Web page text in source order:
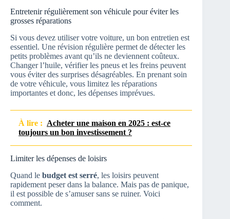
Entretenir régulièrement son véhicule pour éviter les
grosses réparations
Si vous devez utiliser votre voiture, un bon entretien est
essentiel. Une révision régulière permet de détecter les
petits problèmes avant qu’ils ne deviennent coûteux.
Changer l’huile, vérifier les pneus et les freins peuvent
vous éviter des surprises désagréables. En prenant soin
de votre véhicule, vous limitez les réparations
importantes et donc, les dépenses imprévues.
À lire : Acheter une maison en 2025 : est-ce
toujours un bon investissement ?
Limiter les dépenses de loisirs
Quand le budget est serré, les loisirs peuvent
rapidement peser dans la balance. Mais pas de panique,
il est possible de s’amuser sans se ruiner. Voici
comment.